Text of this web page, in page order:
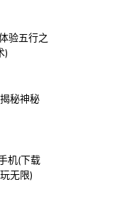
验五行之
)
秘神秘
机(下载
无限)